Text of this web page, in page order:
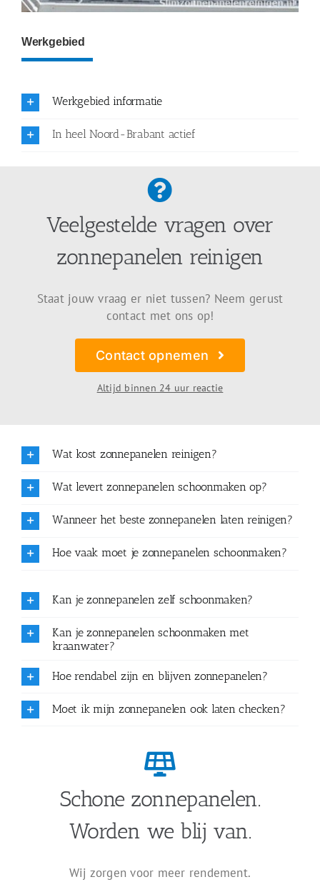
Werkgebied
Werkgebied informatie
In heel Noord-Brabant actief
Veelgestelde vragen over
zonnepanelen reinigen
Staat jouw vraag er niet tussen? Neem gerust
contact met ons op!
Contact opnemen
Altijd binnen 24 uur reactie
Wat kost zonnepanelen reinigen?
Wat levert zonnepanelen schoonmaken op?
Wanneer het beste zonnepanelen laten reinigen?
Hoe vaak moet je zonnepanelen schoonmaken?
Kan je zonnepanelen zelf schoonmaken?
Kan je zonnepanelen schoonmaken met
kraanwater?
Hoe rendabel zijn en blijven zonnepanelen?
Moet ik mijn zonnepanelen ook laten checken?
Schone zonnepanelen.
Worden we blij van.
Wij zorgen voor meer rendement.